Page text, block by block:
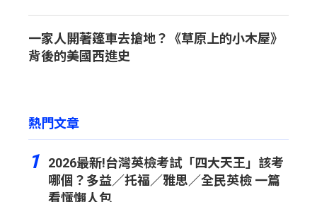
一家人開著篷車去搶地？《草原上的小木屋》
背後的美國西進史
熱門文章
1
2026最新!台灣英檢考試「四大天王」該考
哪個？多益／托福／雅思／全民英檢 一篇
看懂懶人包